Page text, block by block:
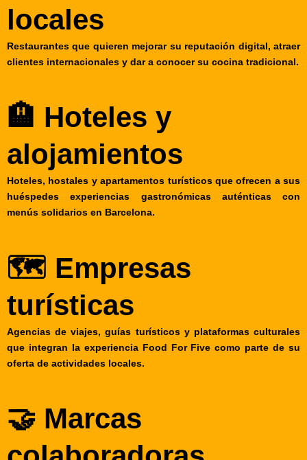
locales
Restaurantes que quieren mejorar su reputación digital, atraer
clientes internacionales y dar a conocer su cocina tradicional.
🏨 Hoteles y
alojamientos
Hoteles, hostales y apartamentos turísticos que ofrecen a sus
huéspedes experiencias gastronómicas auténticas con
menús solidarios en Barcelona.
🗺️ Empresas
turísticas
Agencias de viajes, guías turísticos y plataformas culturales
que integran la experiencia Food For Five como parte de su
oferta de actividades locales.
🤝 Marcas